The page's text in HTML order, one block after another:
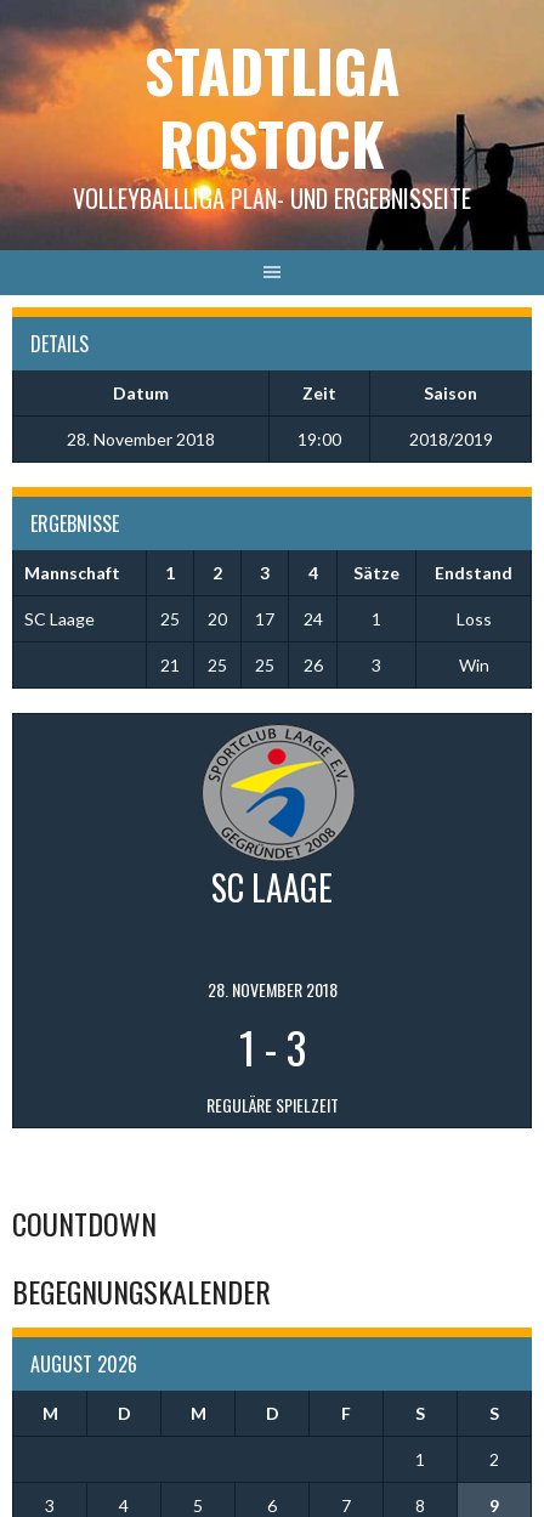
zum
Inhalt
STADTLIGA
ROSTOCK
VOLLEYBALLLIGA PLAN- UND ERGEBNISSEITE
DETAILS
Datum Zeit Saison
28. November 2018 19:00 2018/2019
ERGEBNISSE
Mannschaft 1 2 3 4 Sätze Endstand
SC Laage 25 20 17 24 1 Loss
21 25 25 26 3 Win
SC LAAGE
28. NOVEMBER 2018
1 -3
REGULÄRE SPIELZEIT
COUNTDOWN
BEGEGNUNGSKALENDER
AUGUST 2026
M D M D F S S
1 2
3 4 5 6 7 8 9